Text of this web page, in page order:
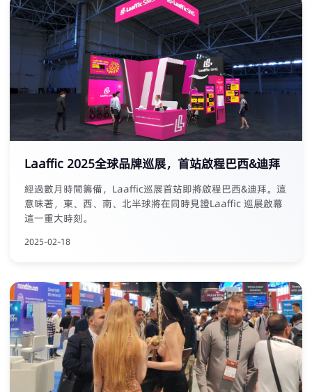
Laaffic 2025全球品牌巡展，首站啟程巴西&迪拜
經過數月時間籌備，Laaffic巡展首站即將啟程巴西&迪拜。這
意味著，東、西、南、北半球將在同時見證Laaffic 巡展啟幕
這一重大時刻。
2025-02-18